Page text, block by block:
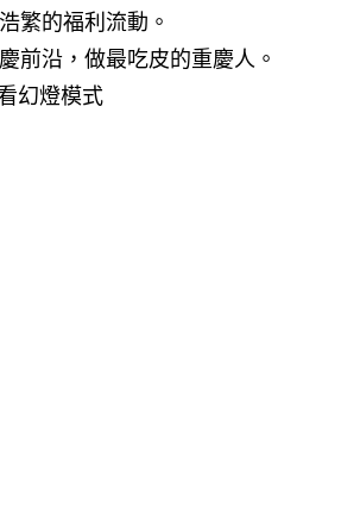
繁的福利流動。
前沿，做最吃皮的重慶人。